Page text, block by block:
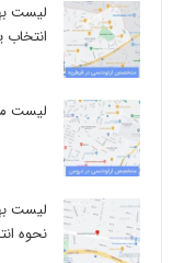
لیست
لیست
لیست
نحوه